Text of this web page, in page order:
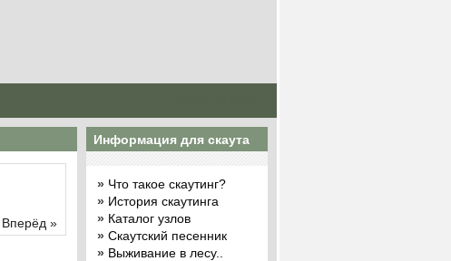
Вперёд »
Информация для скаута
» Что такое скаутинг?
» История скаутинга
» Каталог узлов
» Скаутский песенник
» Выживание в лесу..